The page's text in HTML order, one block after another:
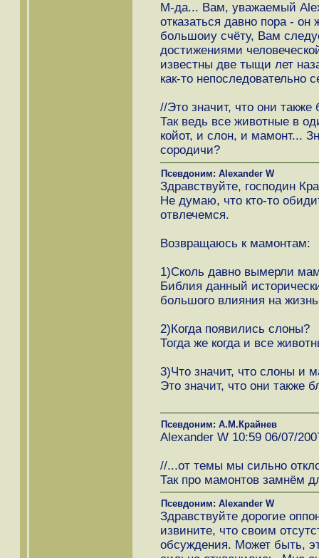
М-да... Вам, уважаемый
отказаться давно пора -
большоиу счёту, Вам
достижениями
известны две тыщи лет
как-то непоследовательно
//Это значит, что они также
Так ведь все животные в
койот, и слон, и мамонт...
сородичи?
Псевдоним: Alexander W
Здравствуйте, господин
Не думаю, что кто-то
отвлечемся.
Возвращаюсь к мамонтам:
1)Сколь давно вымерли
Библия данный
большого влияния на
2)Когда появились слоны?
Тогда же когда и все
3)Что значит, что слоны и
Это значит, что они также
Псевдоним: А.М.Крайнев
Alexander W 10:59 06/07/
//...от темы мы сильно
Так про мамонтов замнём
Псевдоним: Alexander W
Здравствуйте дорогие
извините, что своим
обсуждения. Может быть,